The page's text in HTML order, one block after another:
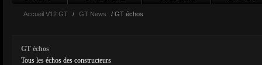
Accueil V12 GT / GT News / GT échos
GT échos
Tous les échos des constructeurs